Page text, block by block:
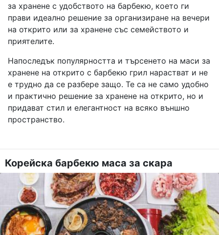
за хранене с удобството на барбекю, което ги
прави идеално решение за организиране на вечери
на открито или за хранене със семейството и
приятелите.
Напоследък популярността и търсенето на маси за
хранене на открито с барбекю грил нарастват и не
е трудно да се разбере защо. Те са не само удобно
и практично решение за хранене на открито, но и
придават стил и елегантност на всяко външно
пространство.
Корейска барбекю маса за скара